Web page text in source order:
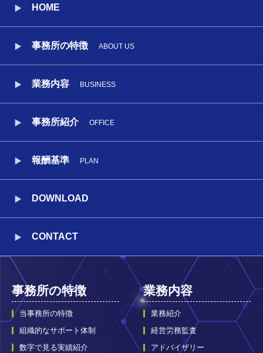
HOME
事務所の特徴 ABOUT US
業務内容 BUSINESS
事務所紹介 OFFICE
報酬基準 PLAN
DOWNLOAD
CONTACT
事務所の特徴
当事務所の特徴
組織的なサポート体制
数字で見る実績紹介
業務内容
業務紹介
経営労務監査
アドバイザリー